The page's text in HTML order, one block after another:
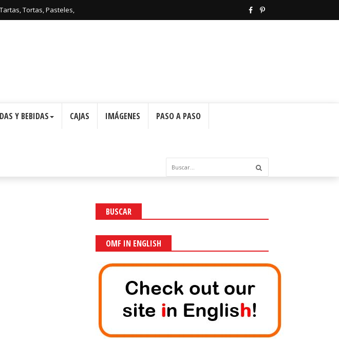
Gratis.
Y BEBIDAS CAJAS IMÁGENES PASO A PASO
BUSCAR
OMF IN ENGLISH